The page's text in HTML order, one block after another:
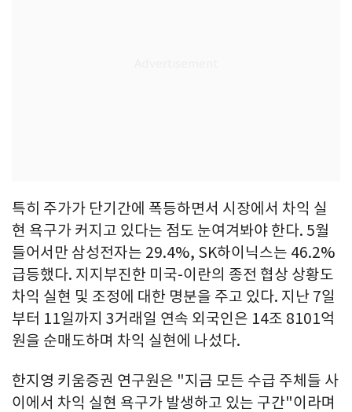
특히 주가가 단기간에 폭등하면서 시장에서 차익 실
현 욕구가 커지고 있다는 점도 눈여겨봐야 한다. 5월
들어서만 삼성전자는 29.4%, SK하이닉스는 46.2%
급등했다. 지지부진한 미국-이란의 종전 협상 상황도
차익 실현 및 조정에 대한 명분을 주고 있다. 지난 7일
부터 11일까지 3거래일 연속 외국인은 14조 8101억
원을 순매도하며 차익 실현에 나섰다.
한지영 키움증권 연구원은 "지금 모든 수급 주체들 사
이에서 차익 실현 욕구가 발생하고 있는 구간"이라며